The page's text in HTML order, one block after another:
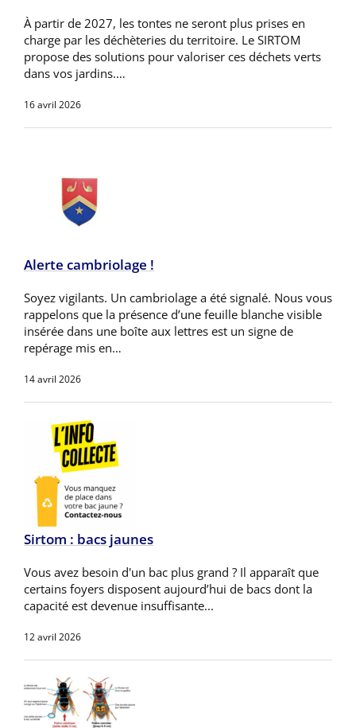
À partir de 2027, les tontes ne seront plus prises en
charge par les déchèteries du territoire. Le SIRTOM
propose des solutions pour valoriser ces déchets verts
dans vos jardins.…
16 avril 2026
Alerte cambriolage !
Soyez vigilants. Un cambriolage a été signalé. Nous vous
rappelons que la présence d’une feuille blanche visible
insérée dans une boîte aux lettres est un signe de
repérage mis en…
14 avril 2026
Sirtom : bacs jaunes
Vous avez besoin d'un bac plus grand ? Il apparaît que
certains foyers disposent aujourd’hui de bacs dont la
capacité est devenue insuffisante...
12 avril 2026